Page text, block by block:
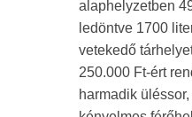
alaphelyzetben
ledöntve 1700
vetekedő
250.000 Ft-ért
harmadik üléssor,